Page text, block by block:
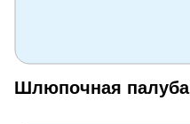
Шлюпочная палуба